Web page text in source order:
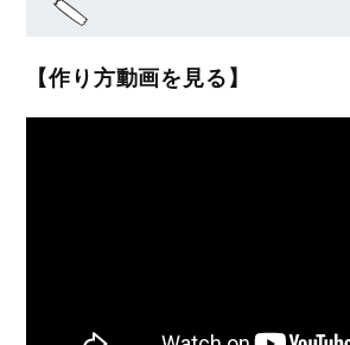
【作り方動画を見る】